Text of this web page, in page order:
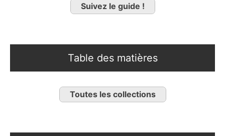
Suivez le guide !
Table des matières
Toutes les collections